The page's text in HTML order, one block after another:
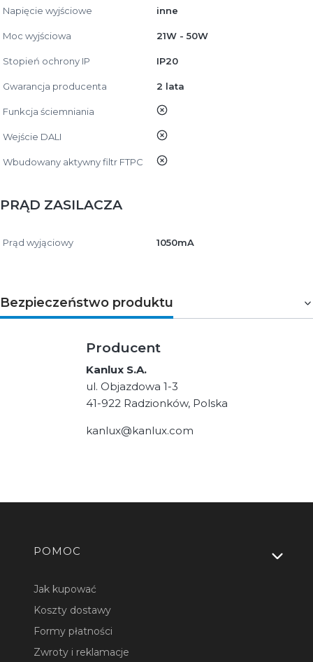
Napięcie wyjściowe inne
Moc wyjściowa 21W - 50W
Stopień ochrony IP IP20
Gwarancja producenta 2 lata
Funkcja ściemniania nie
Wejście DALI nie
Wbudowany aktywny filtr FTPC nie
PRĄD ZASILACZA
Prąd wyjąciowy 1050mA
Bezpieczeństwo produktu
Producent
Kanlux S.A.
ul. Objazdowa 1-3
41-922 Radzionków, Polska
kanlux@kanlux.com
Linki w stopce
POMOC
Jak kupować
Koszty dostawy
Formy płatności
Zwroty i reklamacje